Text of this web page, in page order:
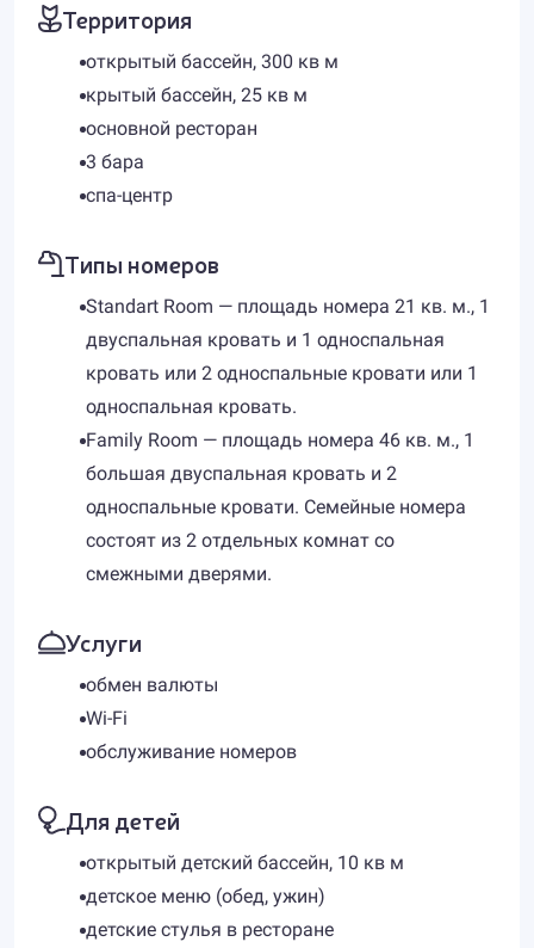
Территория
открытый бассейн, 300 кв м
крытый бассейн, 25 кв м
основной ресторан
3 бара
спа-центр
Типы номеров
Standart Room — площадь номера 21 кв. м., 1
двуспальная кровать и 1 односпальная
кровать или 2 односпальные кровати или 1
односпальная кровать.
Family Room — площадь номера 46 кв. м., 1
большая двуспальная кровать и 2
односпальные кровати. Семейные номера
состоят из 2 отдельных комнат со
смежными дверями.
Услуги
обмен валюты
Wi-Fi
обслуживание номеров
Для детей
открытый детский бассейн, 10 кв м
детское меню (обед, ужин)
детские стулья в ресторане